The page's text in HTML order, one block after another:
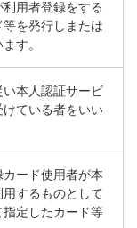
用者登録をする
を発行しまたは
す。
本人認証サービ
ている者をいい
ード使用者が本
するものとして
定したカード等